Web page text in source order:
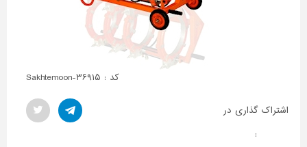
کد : Sakhtemoon-۳۶۹۱۵
اشتراک گذاری در
: